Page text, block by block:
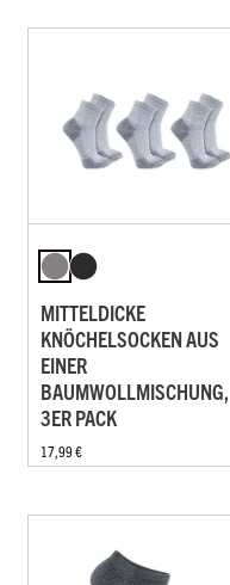
MITTELDICKE
KNÖCHELSOCKEN AUS
EINER
BAUMWOLLMISCHUNG,
3ER PACK
17,99 €